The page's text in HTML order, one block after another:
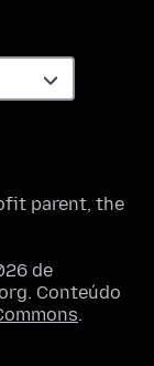
parent, the
de
Conteúdo
.